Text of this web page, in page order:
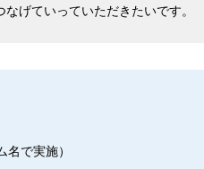
げていっていただきたいです。
で実施）